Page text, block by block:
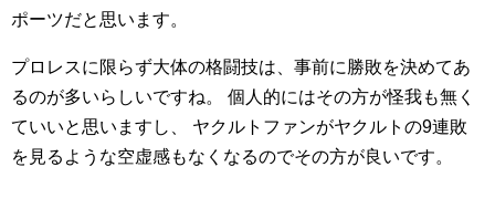
ポーツだと思います。
プロレスに限らず大体の格闘技は、事前に勝敗を決めてあ
るのが多いらしいですね。
個人的にはその方が怪我も無く
ていいと思いますし、
ヤクルトファンがヤクルトの9連敗
を見るような空虚感もなくなるのでその方が良いです。